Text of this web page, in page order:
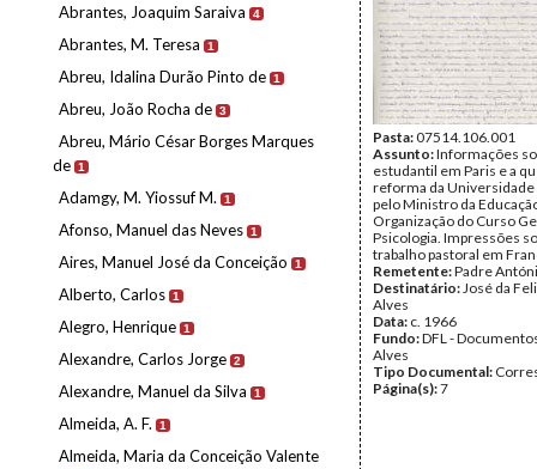
Abrantes, Joaquim Saraiva 4
Abrantes, M. Teresa 1
Abreu, Idalina Durão Pinto de 1
Abreu, João Rocha de 3
Abreu, Mário César Borges Marques
de 1
Adamgy, M. Yiossuf M. 1
Afonso, Manuel das Neves 1
Aires, Manuel José da Conceição 1
Alberto, Carlos 1
Alegro, Henrique 1
Alexandre, Carlos Jorge 2
Alexandre, Manuel da Silva 1
Almeida, A. F. 1
Almeida, Maria da Conceição Valente
Pasta:07514.106.001
Assunto:Informações
estudantil em Paris e a
reforma da Universidade
pelo Ministro da
Organização do Curso
Psicologia. Impressões
trabalho pastoral em
Remetente:Padre
Destinatário:José da
Alves
Data: c. 1966
Fundo:DFL -
Alves
Tipo Documental:
Página(s):7